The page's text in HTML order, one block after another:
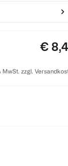
€
MwSt. zzgl.